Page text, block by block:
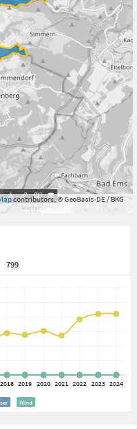
contributors, © GeoBasis-DE / BKG
799
Wind